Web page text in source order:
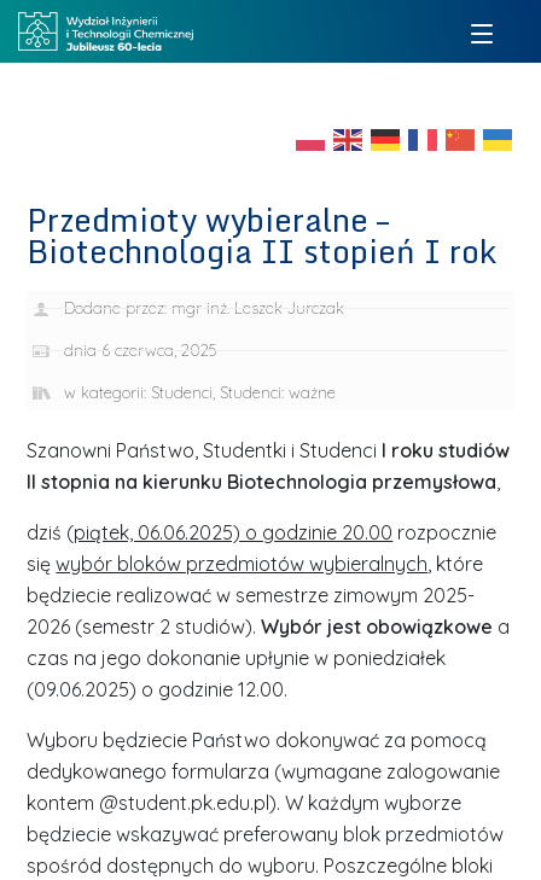
Przedmioty wybieralne –
Biotechnologia II stopień I rok
Dodane przez: mgr inż. Leszek Jurczak
dnia 6 czerwca, 2025
w kategorii: Studenci, Studenci: ważne
Szanowni Państwo, Studentki i Studenci I roku studiów
II stopnia na kierunku Biotechnologia przemysłowa,
dziś (piątek, 06.06.2025) o godzinie 20.00 rozpocznie
sięwybór bloków przedmiotów wybieralnych, które
będziecie realizować w semestrze zimowym 2025-
2026 (semestr 2 studiów).Wybór jest obowiązkowe a
czas na jego dokonanie upłynie w poniedziałek
(09.06.2025) o godzinie 12.00.
Wyboru będziecie Państwo dokonywać za pomocą
dedykowanego formularza (wymagane zalogowanie
kontem @student.pk.edu.pl). W każdym wyborze
będziecie wskazywać preferowany blok przedmiotów
spośród dostępnych do wyboru. Poszczególne bloki